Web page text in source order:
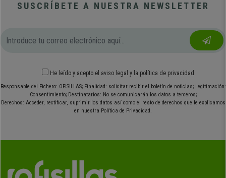
SUSCRÍBETE A NUESTRA NEWSLETTER
He leído y acepto el aviso legal y la política de privacidad
Responsable del Fichero: OFISILLAS; Finalidad: solicitar recibir el boletín de noticias; Legitimación:
Consentimiento; Destinatarios: No se comunicarán los datos a terceros;
Derechos: Acceder, rectificar, suprimir los datos así como el resto de derechos que le explicamos
en nuestra Política de Privacidad.